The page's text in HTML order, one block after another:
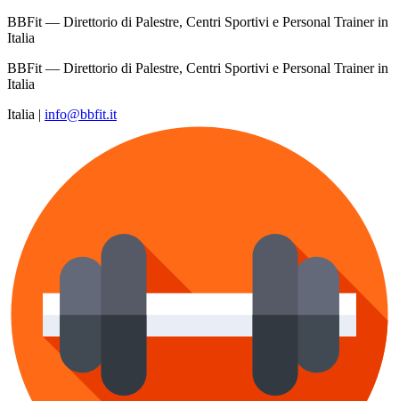
BBFit — Direttorio di Palestre, Centri Sportivi e Personal Trainer in
Italia
BBFit — Direttorio di Palestre, Centri Sportivi e Personal Trainer in
Italia
Italia | info@bbfit.it